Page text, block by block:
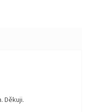
Děkuji.